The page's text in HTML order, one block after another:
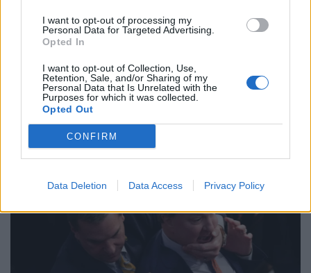
I want to opt-out of processing my
Personal Data for Targeted Advertising.
Opted In
I want to opt-out of Collection, Use,
Retention, Sale, and/or Sharing of my
Personal Data that Is Unrelated with the
Purposes for which it was collected.
Opted Out
CONFIRM
Data Deletion Data Access Privacy Policy